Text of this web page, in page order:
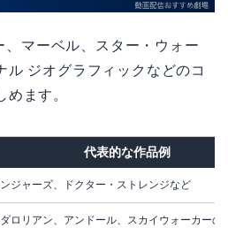
マーベル、スター・ウォー
ル ジオグラフィックなどのコ
めます。
代表的な作品例
ジャーズ、ドクター・ストレンジなど
ロリアン、アンドール、スカイウォーカーの